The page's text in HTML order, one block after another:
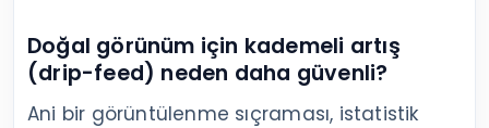
Doğal görünüm için kademeli artış
(drip-feed) neden daha güvenli?
Ani bir görüntülenme sıçraması, istatistik